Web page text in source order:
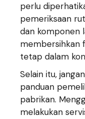
perlu
pemeriksaan
dan komponen
membersihkan
tetap dalam
Selain itu,
panduan
pabrikan.
melakukan